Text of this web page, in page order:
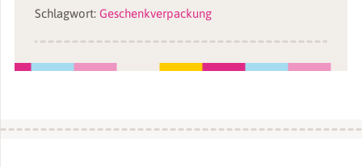
Schlagwort: Geschenkverpackung